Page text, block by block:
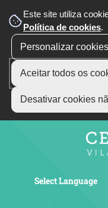
Este site utiliza
Política de cookies.
Personalizar cookies
Aceitar todos os
Desativar cookies